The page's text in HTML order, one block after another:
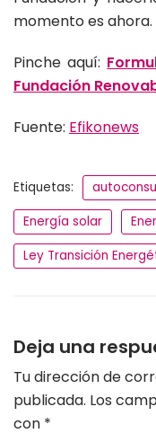
momento es ahora.
Pinche aquí:
Fundación
Fuente: Efikonews
Etiquetas:
Energía solar
Ley Transición
Deja una
Tu dirección de
publicada. Los
con *